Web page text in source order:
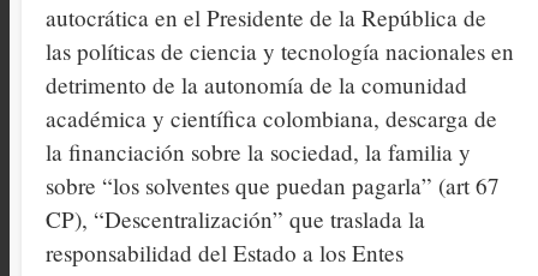
autocrática en el Presidente de la República de
las políticas de ciencia y tecnología nacionales en
detrimento de la autonomía de la comunidad
académica y científica colombiana, descarga de
la financiación sobre la sociedad, la familia y
sobre “los solventes que puedan pagarla” (art 67
CP), “Descentralización” que traslada la
responsabilidad del Estado a los Entes